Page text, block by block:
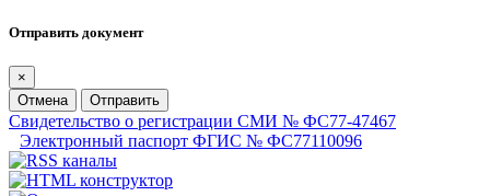
Отправить документ
×
Отмена
Отправить
Свидетельство о регистрации СМИ № ФС77-47467
Электронный паспорт ФГИС № ФС77110096